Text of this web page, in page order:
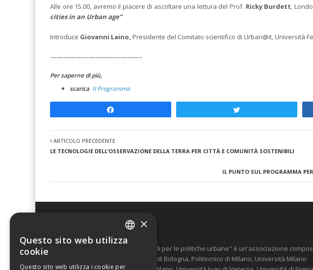
Alle ore 15.00, avremo il piacere di ascoltare una lettura del Prof. Ricky Burdett,
cities in an Urban age”
Introduce Giovanni Laino, Presidente del Comitato scientifico di Urban@it, Università
——————————————–
Per saperne di più,
scarica Il Programma
ARTICOLO PRECEDENTE
LE TECNOLOGIE DELL’OSSERVAZIONE DELLA TERRA PER CITTÀ E COMUNITÀ SOSTENIBILI
IL PUNTO SUL PROGRAMMA
"Urban@it - Centro nazionale di studi per le politiche urbane" è un'associazione
da 16 Università italiane (Università di Bologna, Politecnico di Milano, Università Milano
ITALIAN
×
Questo sito web utilizza
cookie
Questo sito web utilizza i cookie per